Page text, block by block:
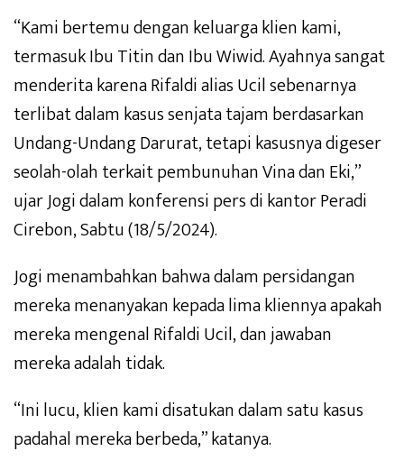
“Kami bertemu dengan keluarga klien kami,
termasuk Ibu Titin dan Ibu Wiwid. Ayahnya sangat
menderita karena Rifaldi alias Ucil sebenarnya
terlibat dalam kasus senjata tajam berdasarkan
Undang-Undang Darurat, tetapi kasusnya digeser
seolah-olah terkait pembunuhan Vina dan Eki,”
ujar Jogi dalam konferensi pers di kantor Peradi
Cirebon, Sabtu (18/5/2024).
Jogi menambahkan bahwa dalam persidangan
mereka menanyakan kepada lima kliennya apakah
mereka mengenal Rifaldi Ucil, dan jawaban
mereka adalah tidak.
“Ini lucu, klien kami disatukan dalam satu kasus
padahal mereka berbeda,” katanya.